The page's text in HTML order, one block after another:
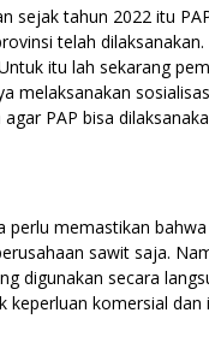
sejak tahun 2022 itu
telah
itu lah sekarang
melaksanakan
PAP bisa
perlu memastikan
sawit saja.
digunakan secara
keperluan komersial dan